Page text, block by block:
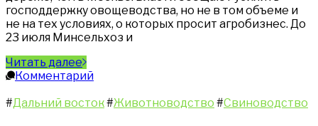
господдержку овощеводства, но не в том объеме и
не на тех условиях, о которых просит агробизнес. До
23 июля Минсельхоз и
Читать далее
Комментарий
#Дальний восток#Животноводство #Свиноводство